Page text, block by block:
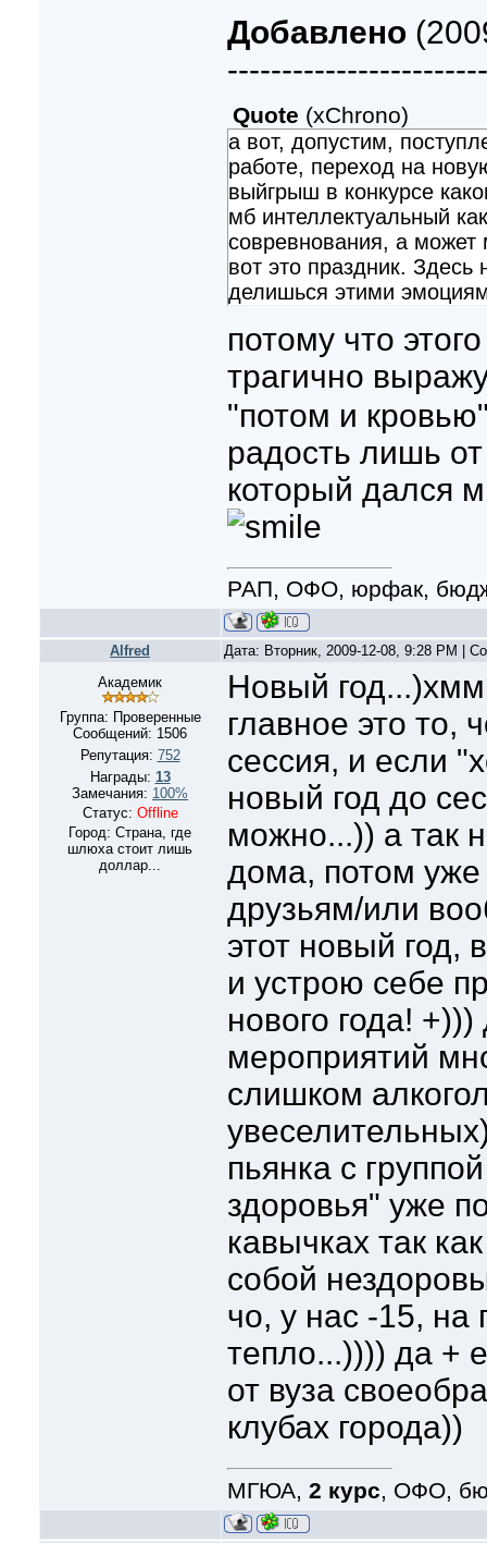
Добавлено
Quote (xChrono)
а вот, допустим,
работе, переход на
выйгрыш в конкурсе
мб интеллектуальный
совревнования, а может
вот это праздник.
делишься этими
потому что
трагично
"потом и
радость лишь
который дался
РАП, ОФО, юрфак,
Alfred
Дата: Вторник, 2009-12-08, 9:28 PM |
Академик
Группа: Проверенные
Сообщений: 1506
Репутация: 752
Награды: 13
Замечания: 100%
Статус: Offline
Город: Страна, где
шлюха стоит лишь
доллар...
Новый
главное это то,
сессия, и если
новый год до
можно...)) а так
дома, потом
друзьям/или
этот новый год,
и устрою себе
нового года!
мероприятий
слишком
пьянка с
здоровья" уже
кавычках так
собой
чо, у нас -15, на
тепло...)))) да +
от вуза
клубах города))
МГЮА, 2 курс, ОФО,